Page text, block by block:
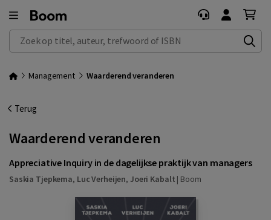
Zoek op titel, auteur, trefwoord of ISBN
Management Waarderend veranderen
Terug
Waarderend veranderen
Appreciative Inquiry in de dagelijkse praktijk van managers
Saskia Tjepkema, Luc Verheijen, Joeri Kabalt | Boom